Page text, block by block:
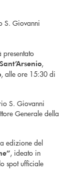
presentato
Sant’Arsenio,
, alle ore 15:30 di
S. Giovanni
Generale della
edizione del
, ideato in
spot ufficiale